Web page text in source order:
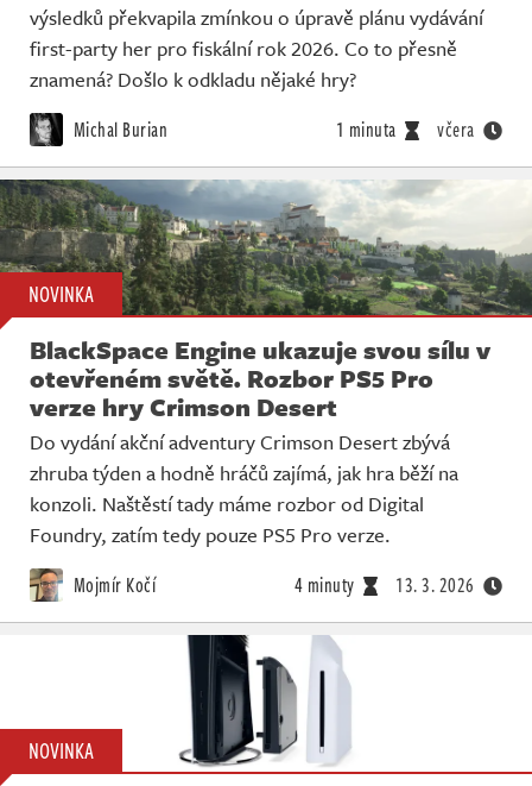
výsledků překvapila zmínkou o úpravě plánu vydávání
first-party her pro fiskální rok 2026. Co to přesně
znamená? Došlo k odkladu nějaké hry?
Michal Burian 1 minuta včera
NOVINKA
BlackSpace Engine ukazuje svou sílu v
otevřeném světě. Rozbor PS5 Pro
verze hry Crimson Desert
Do vydání akční adventury Crimson Desert zbývá
zhruba týden a hodně hráčů zajímá, jak hra běží na
konzoli. Naštěstí tady máme rozbor od Digital
Foundry, zatím tedy pouze PS5 Pro verze.
Mojmír Kočí 4 minuty 13. 3. 2026
NOVINKA